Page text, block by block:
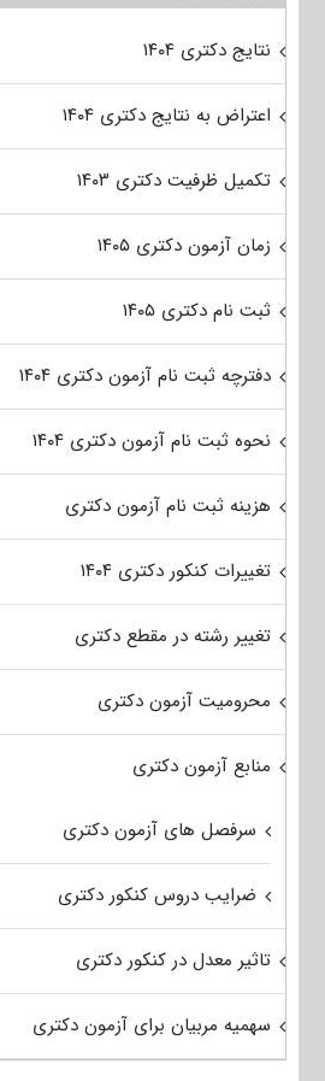
نتایج دکتری ۱۴۰۴
اعتراض به نتایج دکتری ۱۴۰۴
تکمیل ظرفیت دکتری ۱۴۰۳
زمان آزمون دکتری ۱۴۰۵
ثبت نام دکتری ۱۴۰۵
دفترچه ثبت نام آزمون دکتری ۱۴۰۴
نحوه ثبت نام آزمون دکتری ۱۴۰۴
هزینه ثبت نام آزمون دکتری
تغییرات کنکور دکتری ۱۴۰۴
تغییر رشته در مقطع دکتری
محرومیت آزمون دکتری
منابع آزمون دکتری
سرفصل های آزمون دکتری
ضرایب دروس کنکور دکتری
تاثیر معدل در کنکور دکتری
سهمیه مربیان برای آزمون دکتری